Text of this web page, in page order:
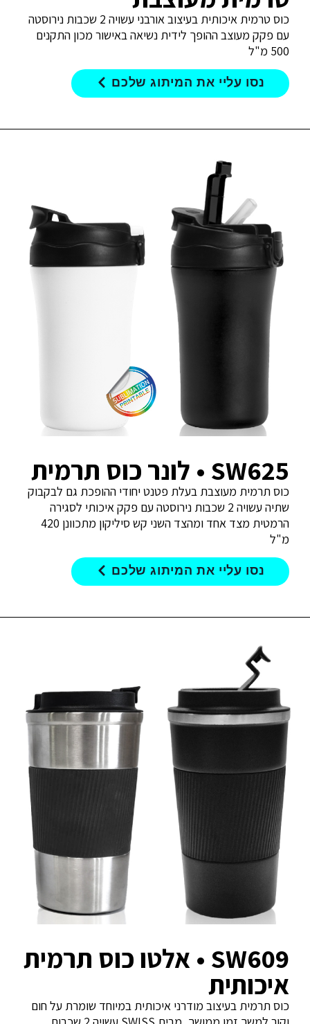
כוס טרמית איכותית בעיצוב אורבני עשויה 2 שכבות נירוסטה
עם פקק מעוצב ההופך לידית נשיאה באישור מכון התקנים
500 מ"ל
נסו עליי את המיתוג שלכם
SW625 • לונר כוס תרמית
כוס תרמית מעוצבת בעלת פטנט יחודי ההופכת גם לבקבוק
שתיה עשויה 2 שכבות נירוסטה עם פקק איכותי לסגירה
הרמטית מצד אחד ומהצד השני קש סיליקון מתכוונן 420
מ"ל
נסו עליי את המיתוג שלכם
SW609 • אלטו כוס תרמית
איכותית
כוס תרמית בעיצוב מודרני איכותית במיוחד שומרת על חום